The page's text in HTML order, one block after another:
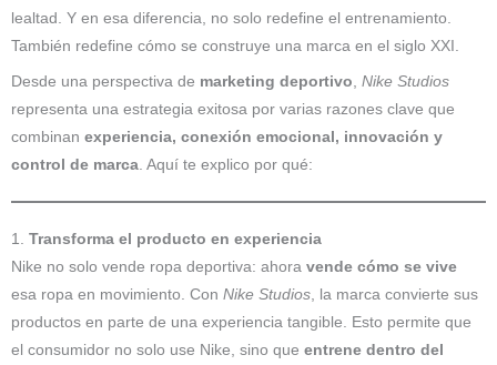
lealtad. Y en esa diferencia, no solo redefine el entrenamiento.
También redefine cómo se construye una marca en el siglo XXI.
Desde una perspectiva de marketing deportivo Nike Studios
representa una estrategia exitosa por varias razones clave que
combinan experiencia, conexión emocional, innovación y
control de marca . Aquí te explico por qué:
1. Transforma el producto en experiencia
Nike no solo vende ropa deportiva: ahora vende cómo se vive
esa ropa en movimiento. Con Nike Studios , la marca convierte sus
productos en parte de una experiencia tangible. Esto permite que
el consumidor no solo use Nike, sino que entrene dentro del